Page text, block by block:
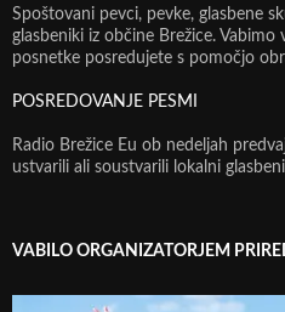
Spoštovani pevci, pevke, glasbene
glasbeniki iz občine Brežice. Vabimo
posnetke posredujete s pomočjo
POSREDOVANJE PESMI
Radio Brežice Eu ob nedeljah
ustvarili ali soustvarili lokalni
VABILO ORGANIZATORJEM